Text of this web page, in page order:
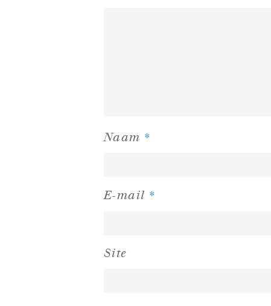
Naam *
E-mail *
Site